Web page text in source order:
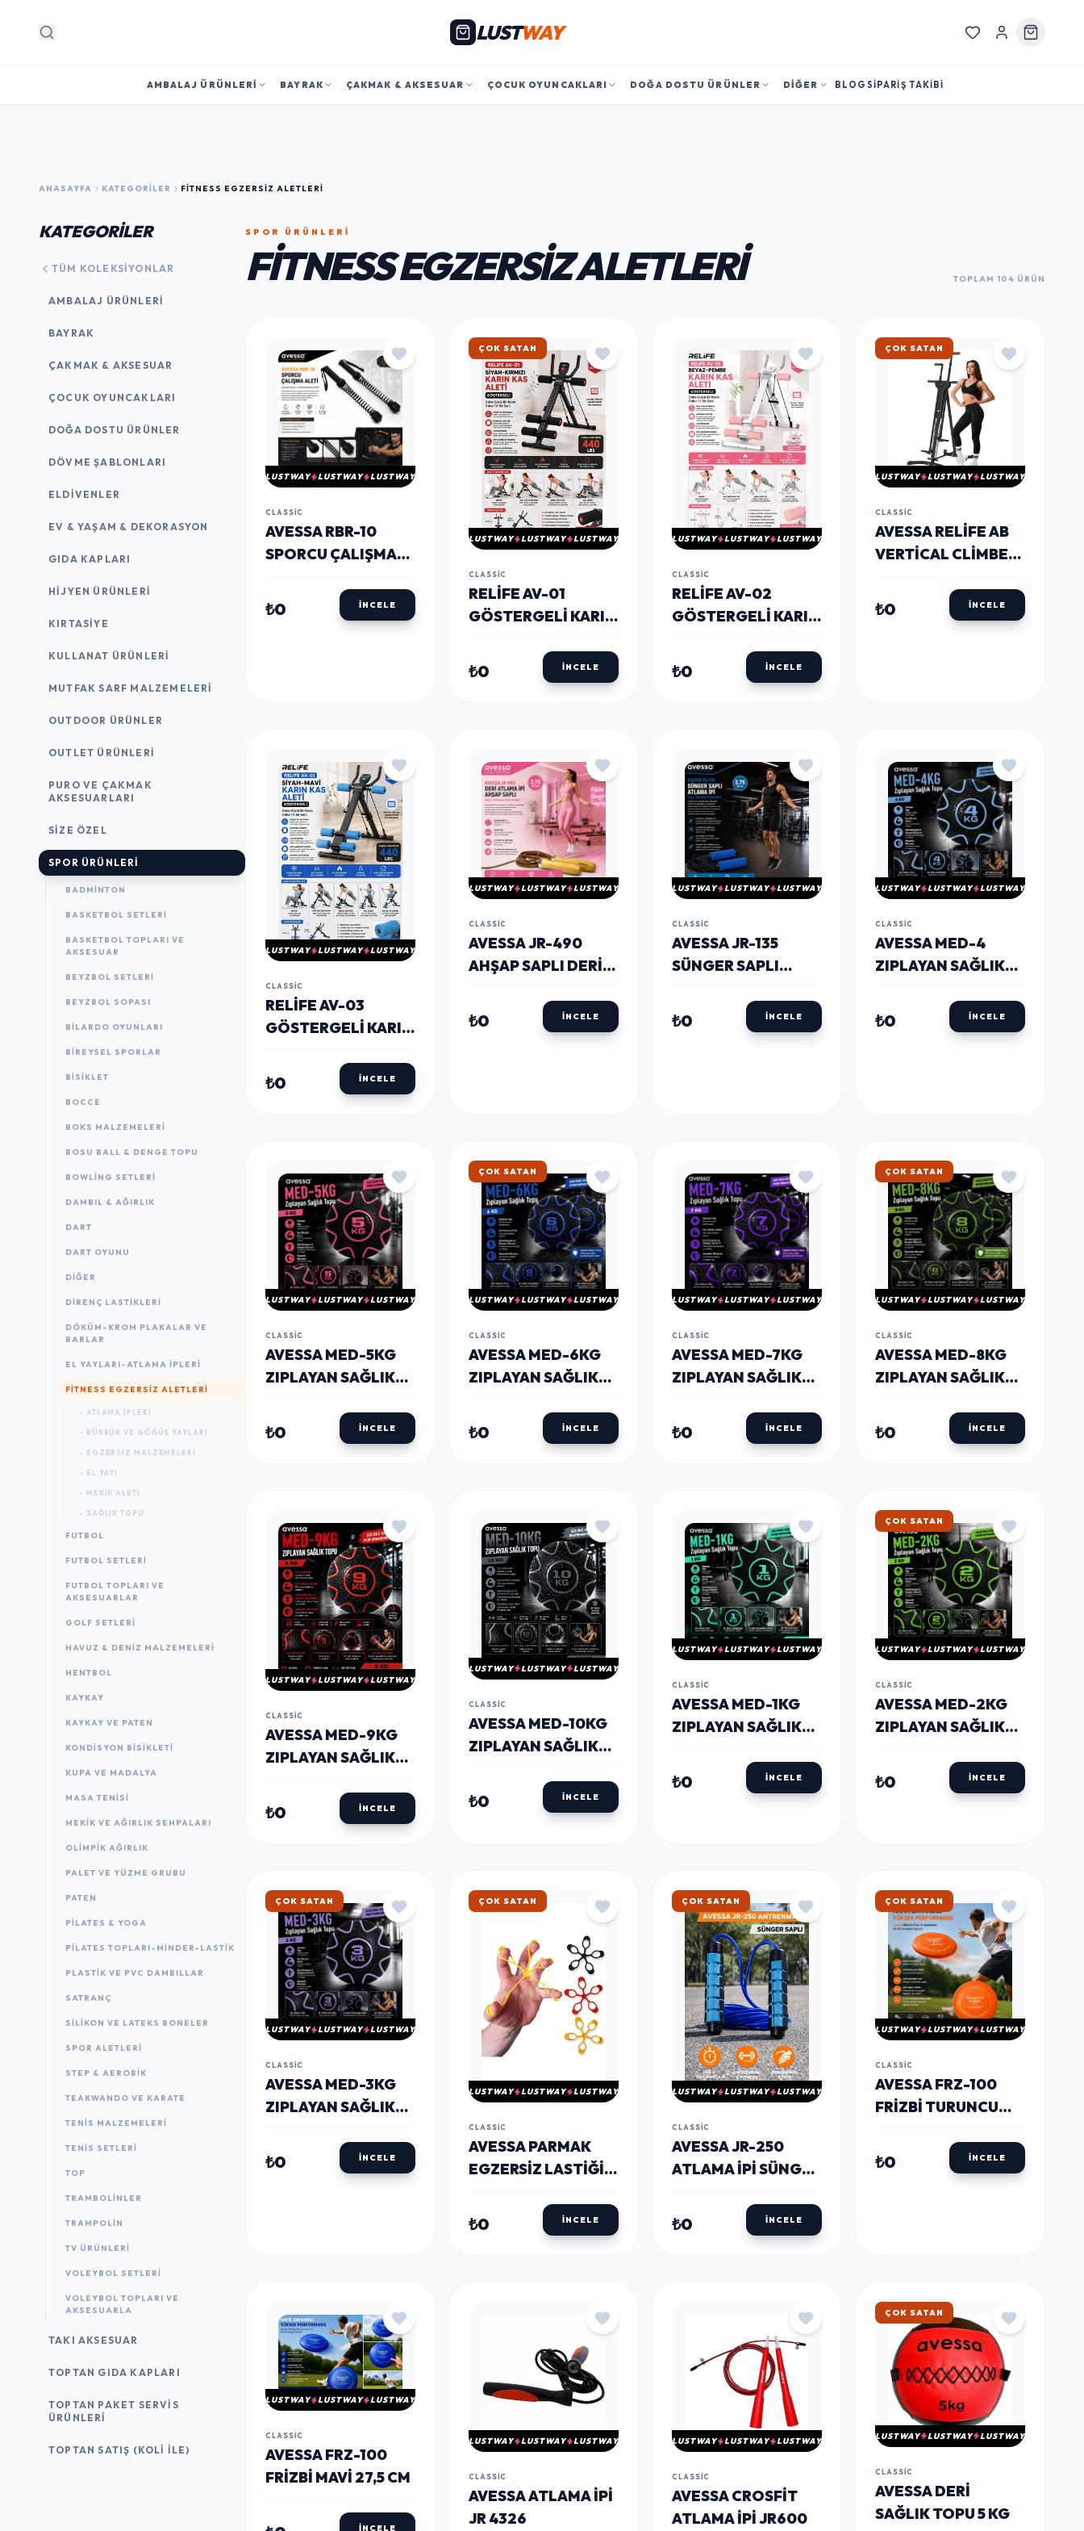
Arama LUSTWAY
AMBALAJ ÜRÜNLERI BAYRAK ÇAKMAK & AKSESUAR ÇOCUK OYUNCAKLARI DOĞA DOSTU ÜRÜNLER DİĞER BLOG SİPARİŞ TAKİBİ
ANASAYFA KATEGORILER FITNESS EGZERSIZ ALETLERI
KATEGORİLER
TÜM KOLEKSIYONLAR
AMBALAJ ÜRÜNLERI
BAYRAK
ÇAKMAK & AKSESUAR
ÇOCUK OYUNCAKLARI
DOĞA DOSTU ÜRÜNLER
DÖVME ŞABLONLARI
ELDIVENLER
EV & YAŞAM & DEKORASYON
GIDA KAPLARI
HIJYEN ÜRÜNLERI
KIRTASİYE
KULLANAT ÜRÜNLERI
MUTFAK SARF MALZEMELERI
OUTDOOR ÜRÜNLER
OUTLET ÜRÜNLERI
PURO VE ÇAKMAK
AKSESUARLARI
SIZE ÖZEL
SPOR ÜRÜNLERI
BADMINTON
BASKETBOL SETLERI
BASKETBOL TOPLARI VE
AKSESUAR
BEYZBOL SETLERI
BEYZBOL SOPASI
BILARDO OYUNLARI
BIREYSEL SPORLAR
BISIKLET
BOCCE
BOKS MALZEMELERI
BOSU BALL & DENGE TOPU
BOWLING SETLERI
DAMBIL & AĞIRLIK
DART
DART OYUNU
DIĞER
DIRENÇ LASTIKLERI
DÖKÜM-KROM PLAKALAR VE
BARLAR
EL YAYLARI-ATLAMA IPLERI
FITNESS EGZERSIZ ALETLERI
- ATLAMA IPLERI
- BÜKBÜK VE GÖĞÜS YAYLARI
- EGZERSIZ MALZEMELERI
- EL YAYI
- MEKIK ALETI
- SAĞLIK TOPU
FUTBOL
FUTBOL SETLERI
FUTBOL TOPLARI VE
AKSESUARLAR
GOLF SETLERI
HAVUZ & DENIZ MALZEMELERI
HENTBOL
KAYKAY
KAYKAY VE PATEN
KONDISYON BISIKLETI
KUPA VE MADALYA
MASA TENISI
MEKIK VE AĞIRLIK SEHPALARI
OLIMPIK AĞIRLIK
PALET VE YÜZME GRUBU
PATEN
PILATES & YOGA
PILATES TOPLARI-MINDER-LASTIK
PLASTIK VE PVC DAMBILLAR
SATRANÇ
SILIKON VE LATEKS BONELER
SPOR ALETLERI
STEP & AEROBIK
TEAKWANDO VE KARATE
TENIS MALZEMELERI
TENIS SETLERI
TOP
TRAMBOLINLER
TRAMPOLIN
TV ÜRÜNLERI
VOLEYBOL SETLERI
VOLEYBOL TOPLARI VE
AKSESUARLA
TAKI AKSESUAR
TOPTAN GIDA KAPLARI
TOPTAN PAKET SERVIS
ÜRÜNLERI
TOPTAN SATIŞ (KOLI İLE)
SPOR ÜRÜNLERI
FITNESS EGZERSIZ ALETLERI TOPLAM 104 ÜRÜN
LUSTWAY LUSTWAY LUSTWAY
CLASSIC
AVESSA RBR-10
SPORCU ÇALIŞMA
₺0 İNCELE
HIZLI KARGO
LUSTWAY LUSTWAY LUSTWAY
CLASSIC
RELIFE AV-01
GÖSTERGELI KARIN
₺0 İNCELE
LUSTWAY LUSTWAY LUSTWAY
CLASSIC
RELIFE AV-02
GÖSTERGELI KARIN
ALETI PEMBE
₺0 İNCELE
HIZLI KARGO
LUSTWAY LUSTWAY LUSTWAY
CLASSIC
AVESSA RELIFE AB
VERTICAL CLIMBER
TIRMANMA
EGZERSIZ ALETI
₺0 İNCELE
LUSTWAY LUSTWAY LUSTWAY
CLASSIC
RELIFE AV-03
GÖSTERGELI KARIN
₺0 İNCELE
LUSTWAY LUSTWAY LUSTWAY
CLASSIC
AVESSA JR-490
AHŞAP SAPLI DERI
₺0 İNCELE
LUSTWAY LUSTWAY LUSTWAY
CLASSIC
AVESSA JR-135
SÜNGER SAPLI
₺0 İNCELE
LUSTWAY LUSTWAY LUSTWAY
CLASSIC
AVESSA MED-4
ZIPLAYAN SAĞLIK
₺0 İNCELE
LUSTWAY LUSTWAY LUSTWAY
CLASSIC
AVESSA MED-5KG
ZIPLAYAN SAĞLIK
₺0 İNCELE
HIZLI KARGO
LUSTWAY LUSTWAY LUSTWAY
CLASSIC
AVESSA MED-6KG
ZIPLAYAN SAĞLIK
₺0 İNCELE
LUSTWAY LUSTWAY LUSTWAY
CLASSIC
AVESSA MED-7KG
ZIPLAYAN SAĞLIK
₺0 İNCELE
HIZLI KARGO
LUSTWAY LUSTWAY LUSTWAY
CLASSIC
AVESSA MED-8KG
ZIPLAYAN SAĞLIK
₺0 İNCELE
LUSTWAY LUSTWAY LUSTWAY
CLASSIC
AVESSA MED-9KG
ZIPLAYAN SAĞLIK
₺0 İNCELE
LUSTWAY LUSTWAY LUSTWAY
CLASSIC
AVESSA MED-10KG
ZIPLAYAN SAĞLIK
₺0 İNCELE
LUSTWAY LUSTWAY LUSTWAY
CLASSIC
AVESSA MED-1KG
ZIPLAYAN SAĞLIK
₺0 İNCELE
HIZLI KARGO
LUSTWAY LUSTWAY LUSTWAY
CLASSIC
AVESSA MED-2KG
ZIPLAYAN SAĞLIK
₺0 İNCELE
HIZLI KARGO
LUSTWAY LUSTWAY LUSTWAY
CLASSIC
AVESSA MED-3KG
ZIPLAYAN SAĞLIK
₺0 İNCELE
HIZLI KARGO
LUSTWAY LUSTWAY LUSTWAY
CLASSIC
AVESSA PARMAK
EGZERSIZ LASTIĞI 3
₺0 İNCELE
HIZLI KARGO
LUSTWAY LUSTWAY LUSTWAY
CLASSIC
AVESSA JR-250
ATLAMA İPI SÜNGER
₺0 İNCELE
HIZLI KARGO
LUSTWAY LUSTWAY LUSTWAY
CLASSIC
AVESSA FRZ-100
FRIZBI TURUNCU
₺0 İNCELE
LUSTWAY LUSTWAY LUSTWAY
CLASSIC
AVESSA FRZ-100
FRIZBI MAVI 27,5 CM
İNCELE
LUSTWAY LUSTWAY LUSTWAY
CLASSIC
AVESSA ATLAMA İPI
JR 4326
LUSTWAY LUSTWAY LUSTWAY
CLASSIC
AVESSA CROSFIT
ATLAMA İPI JR600
HIZLI KARGO
LUSTWAY LUSTWAY LUSTWAY
CLASSIC
AVESSA DERI
SAĞLIK TOPU 5 KG